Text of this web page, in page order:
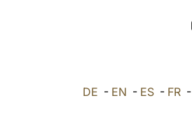
DE - EN - ES - FR -